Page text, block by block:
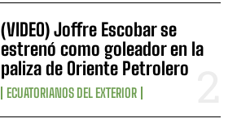
(VIDEO) Joffre Escobar se
estrenó como goleador en la
paliza de Oriente Petrolero
ECUATORIANOS DEL EXTERIOR